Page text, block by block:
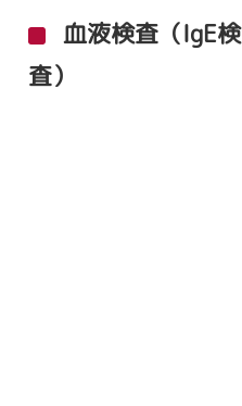
血液検査（IgE
査）